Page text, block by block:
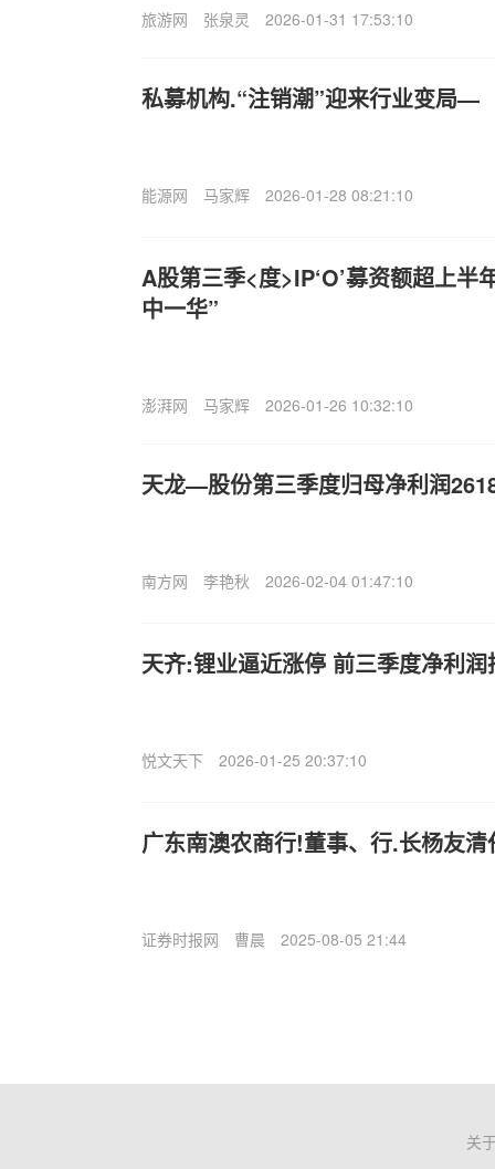
旅游网 张泉灵 2026-01-31 17:53:10
私募机构.“注销潮”迎来行业变局—
能源网 马家辉 2026-01-28 08:21:10
A股第三季<度>IP‘O’募资额超上半
中一华”
澎湃网 马家辉 2026-01-26 10:32:10
天龙—股份第三季度归母净利润
南方网 李艳秋 2026-02-04 01:47:10
天齐:锂业逼近涨停 前三季度净利润
悦文天下 2026-01-25 20:37:10
广东南澳农商行!董事、行.长杨友
证券时报网 曹晨 2025-08-05 21:44
关